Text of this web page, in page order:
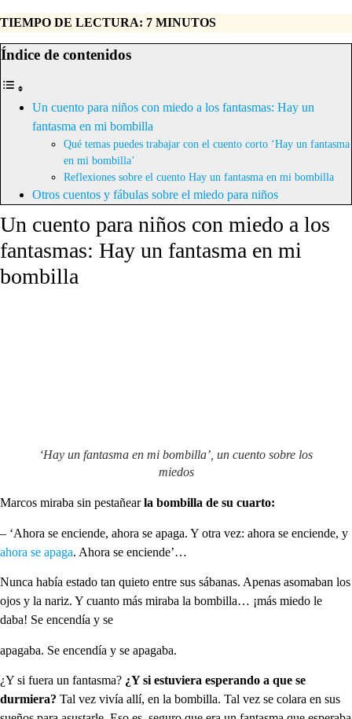
TIEMPO DE LECTURA: 7 MINUTOS
Índice de contenidos
Un cuento para niños con miedo a los fantasmas: Hay un
fantasma en mi bombilla
Qué temas puedes trabajar con el cuento corto ‘Hay un fantasma
en mi bombilla’
Reflexiones sobre el cuento Hay un fantasma en mi bombilla
Otros cuentos y fábulas sobre el miedo para niños
Un cuento para niños con miedo a los
fantasmas: Hay un fantasma en mi
bombilla
‘Hay un fantasma en mi bombilla’, un cuento sobre los
miedos
Marcos miraba sin pestañearla bombilla de su cuarto:
– ‘Ahora se enciende, ahora se apaga. Y otra vez: ahora se enciende, y
ahora se apaga. Ahora se enciende’…
Nunca había estado tan quieto entre sus sábanas. Apenas asomaban los
ojos y la nariz. Y cuanto más miraba la bombilla… ¡más miedo le
daba! Se encendía y se
apagaba. Se encendía y se apagaba.
¿Y si fuera un fantasma? ¿Y si estuviera esperando a que se
durmiera? Tal vez vivía allí, en la bombilla. Tal vez se colara en sus